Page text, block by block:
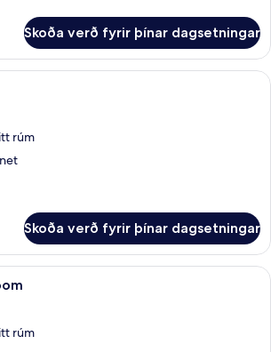
Skoða verð fyrir þínar dagsetningar
Öryggishólf í herbergi, myrkratjöld/-
rúm
Skoða verð fyrir þínar dagsetningar
Öryggishólf í herbergi, myrkratjöld/-
rúm